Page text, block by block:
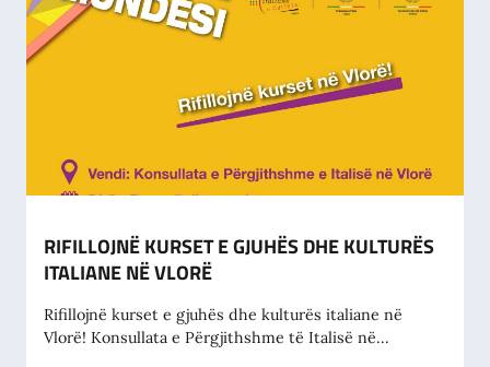
RIFILLOJNË KURSET E GJUHËS DHE KULTURËS
ITALIANE NË VLORË
Rifillojnë kurset e gjuhës dhe kulturës italiane në
Vlorë! Konsullata e Përgjithshme të Italisë në...